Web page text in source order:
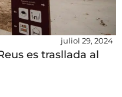
juliol 29, 2024
es trasllada al